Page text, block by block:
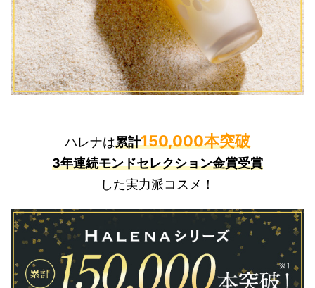
ハレナは累計150,000本突破
3年連続モンドセレクション金賞受賞
した実力派コスメ！